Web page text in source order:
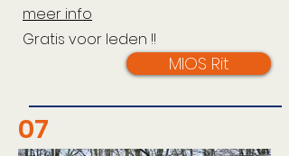
meer info
Gratis voor leden !!
MIOS Rit
07